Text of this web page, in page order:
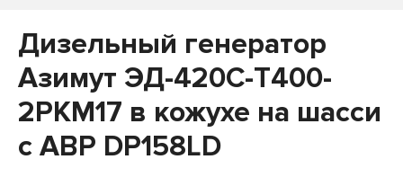
Продукция
Услуги
Клиентам
Дизельный генератор
Азимут ЭД-420С-Т400-
2РКМ17 в кожухе на шасси
с АВР DP158LD